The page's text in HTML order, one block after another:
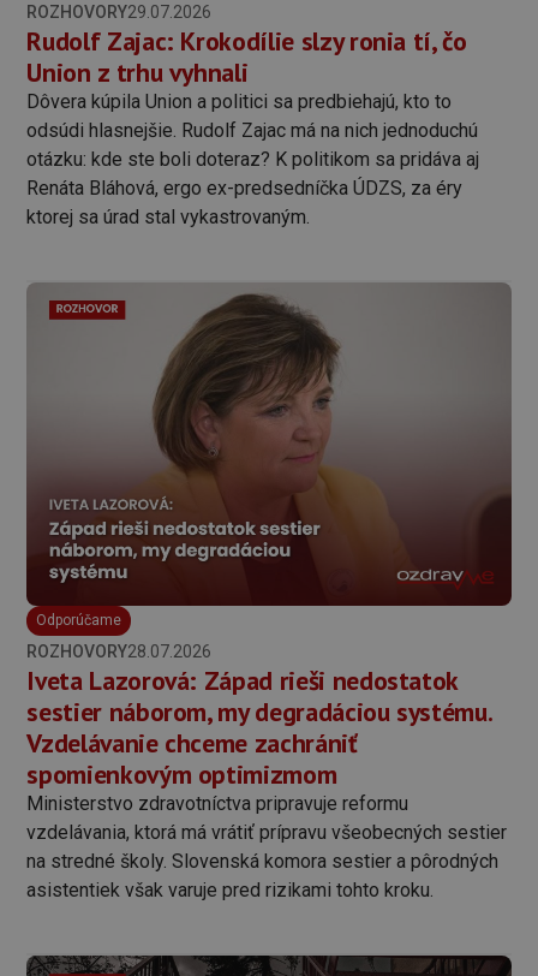
ROZHOVORY29.07.2026
Rudolf Zajac: Krokodílie slzy ronia tí, čo
Union z trhu vyhnali
Dôvera kúpila Union a politici sa predbiehajú, kto to
odsúdi hlasnejšie. Rudolf Zajac má na nich jednoduchú
otázku: kde ste boli doteraz? K politikom sa pridáva aj
Renáta Bláhová, ergo ex-predsedníčka ÚDZS, za éry
ktorej sa úrad stal vykastrovaným.
Odporúčame
ROZHOVORY28.07.2026
Iveta Lazorová: Západ rieši nedostatok
sestier náborom, my degradáciou systému.
Vzdelávanie chceme zachrániť
spomienkovým optimizmom
Ministerstvo zdravotníctva pripravuje reformu
vzdelávania, ktorá má vrátiť prípravu všeobecných sestier
na stredné školy. Slovenská komora sestier a pôrodných
asistentiek však varuje pred rizikami tohto kroku.